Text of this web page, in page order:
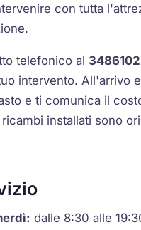
con tutta
telefonico al
intervento. All'arrivo
e ti comunica il
installati sono
dalle 8:30 alle